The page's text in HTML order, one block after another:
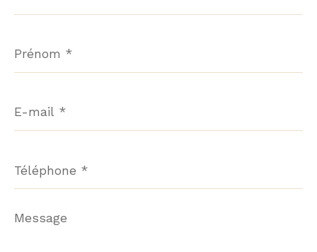
*
mail
*
*
Message
*